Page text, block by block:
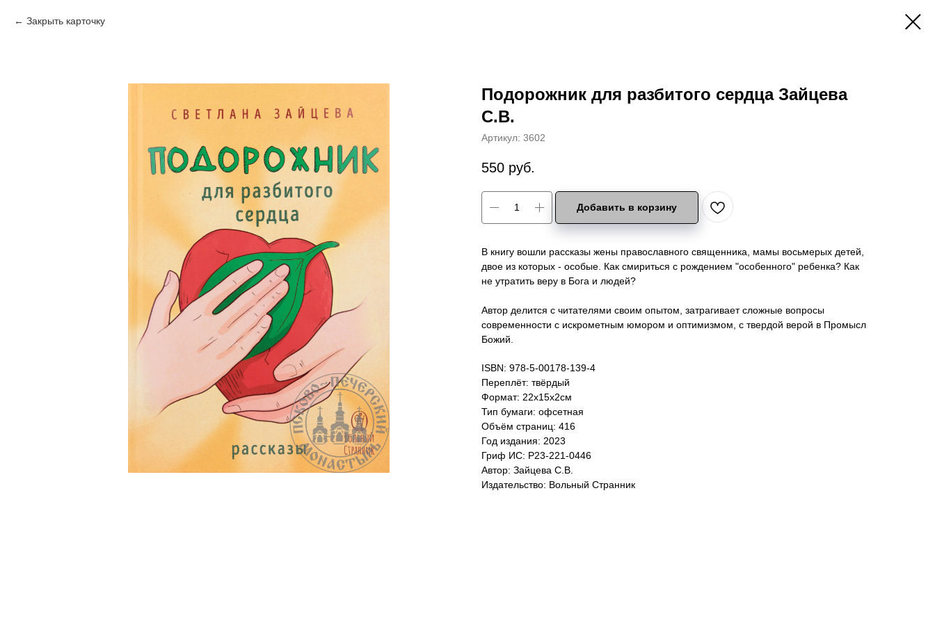
Закрыть карточку
Подорожник для разбитого сердца Зайцева
С.В.
Артикул: 3602
550 руб.
Добавить в корзину
В книгу вошли рассказы жены православного священника, мамы восьмерых детей,
двое из которых - особые. Как смириться с рождением "особенного" ребенка? Как
не утратить веру в Бога и людей?
Автор делится с читателями своим опытом, затрагивает сложные вопросы
современности с искрометным юмором и оптимизмом, с твердой верой в Промысл
Божий.
ISBN: 978-5-00178-139-4
Переплёт: твёрдый
Формат: 22х15х2см
Тип бумаги: офсетная
Объём страниц: 416
Год издания: 2023
Гриф ИС: Р23-221-0446
Автор: Зайцева С.В.
Издательство: Вольный Странник